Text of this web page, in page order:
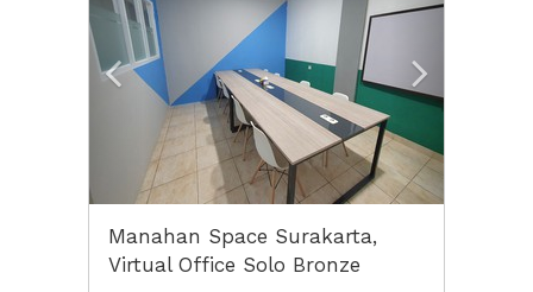
Manahan Space Surakarta,
Virtual Office Solo Bronze